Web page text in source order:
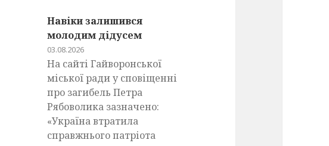
Навіки залишився
молодим дідусем
03.08.2026
На сайті Гайворонської
міської ради у сповіщенні
про загибель Петра
Рябоволика зазначено:
«Україна втратила
справжнього патріота